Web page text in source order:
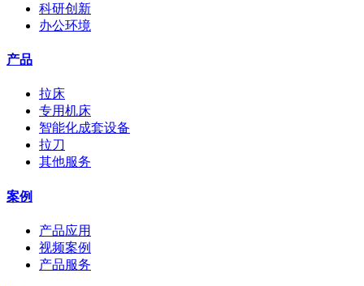
科研创新
办公环境
产品
拉床
专用机床
智能化成套设备
拉刀
其他服务
案例
产品应用
视频案例
产品服务